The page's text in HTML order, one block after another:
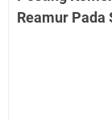
Reamur Pada